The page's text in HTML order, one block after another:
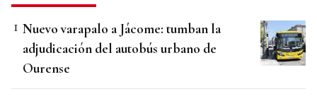
Nuevo varapalo a Jácome: tumban la
adjudicación del autobús urbano de
Ourense